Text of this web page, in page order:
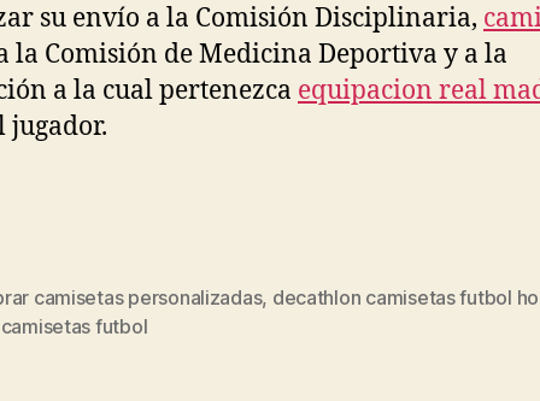
su envío a la Comisión Disciplinaria,
la Comisión de Medicina Deportiva y a la
a la cual pertenezca equipacion real
jugador.
camisetas personalizadas, decathlon camisetas futbol
futbol